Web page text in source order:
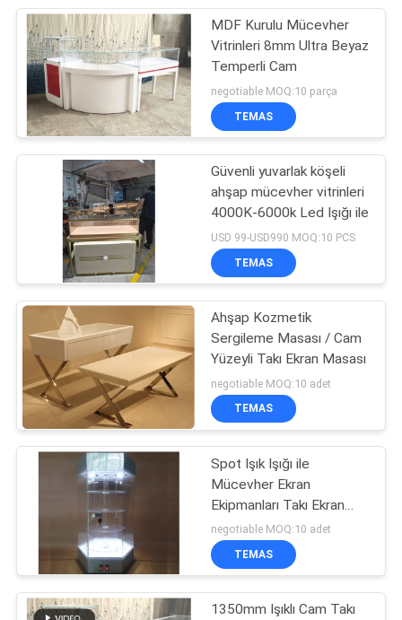
MDF Kurulu Mücevher
Vitrinleri 8mm Ultra Beyaz
Temperli Cam
negotiable MOQ:10 parça
TEMAS
Güvenli yuvarlak köşeli
ahşap mücevher vitrinleri
4000K-6000k Led Işığı ile
USD 99-USD990 MOQ:10 PCS
TEMAS
Ahşap Kozmetik
Sergileme Masası / Cam
Yüzeyli Takı Ekran Masası
negotiable MOQ:10 adet
TEMAS
Spot Işık Işığı ile
Mücevher Ekran
Ekipmanları Takı Ekran
Kulesi
negotiable MOQ:10 adet
TEMAS
1350mm Işıklı Cam Takı